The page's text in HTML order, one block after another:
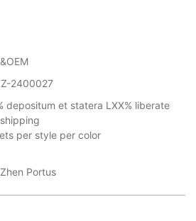
2400027
depositum et statera LXX% liberate
per style per color
Portus